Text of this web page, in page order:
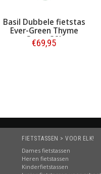
Basil Dubbele fietstas
Bloom Field 28-35L
Blauw
€84,95 €74,95
FIETSTASSEN > VOOR ELK!
Dames fietstassen
Heren fietstassen
Kinderfietstassen